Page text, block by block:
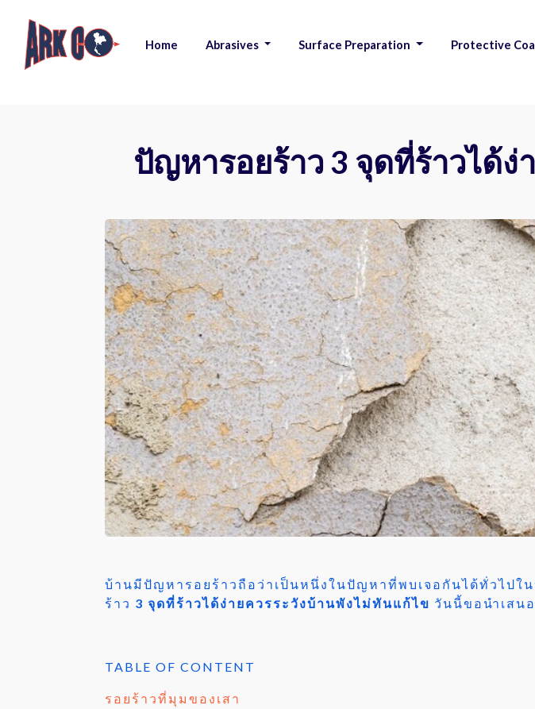
Home Abrasives Surface Preparation Protective
ปัญหารอยร้าว 3 จุดที่ร้าวได้
บ้านมีปัญหารอยร้าวถือว่าเป็นหนึ่งในปัญหาที่พบเจอกันได้ทั่วไปใ
ร้าว 3 จุดที่ร้าวได้ง่ายควรระวังบ้านพังไม่ทันแก้ไข วันนี้ขอนำเสน
TABLE OF CONTENT
รอยร้าวที่มุมของเสา